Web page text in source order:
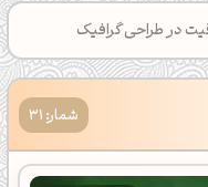
در طراحی گرافیک
شمار: 31